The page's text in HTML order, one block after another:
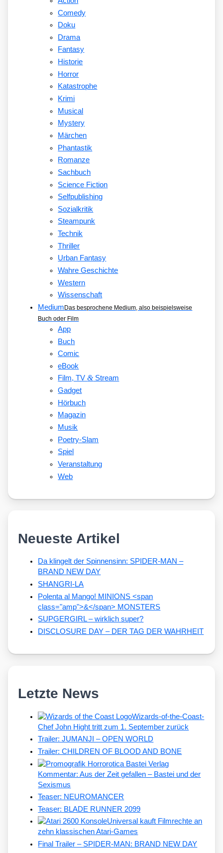
Comedy
Doku
Drama
Fantasy
Historie
Horror
Katastrophe
Krimi
Musical
Mystery
Märchen
Phantastik
Romanze
Sachbuch
Science Fiction
Selfpublishing
Sozialkritik
Steampunk
Technik
Thriller
Urban Fantasy
Wahre Geschichte
Western
Wissenschaft
Medium Das besprochene Medium, also beispielsweise
Buch oder Film
App
Buch
Comic
eBook
Film, TV&Stream
Gadget
Hörbuch
Magazin
Musik
Poetry-Slam
Spiel
Veranstaltung
Web
Neueste Artikel
Da klingelt der Spinnensinn: SPIDER-MAN –
BRAND NEW DAY
SHANGRI-LA
Polenta al Mango! MINIONS <span
class="amp">&</span> MONSTERS
SUPGERGIRL – wirklich super?
DISCLOSURE DAY – DER TAG DER WAHRHEIT
Letzte News
Wizards-of-the-Coast-
Chef John Hight tritt zum 1. September zurück
Trailer: JUMANJI – OPEN WORLD
Trailer: CHILDREN OF BLOOD AND BONE
Kommentar: Aus der Zeit gefallen – Bastei und der
Sexismus
Teaser: NEUROMANCER
Teaser: BLADE RUNNER 2099
Universal kauft Filmrechte an
zehn klassischen Atari-Games
Final Trailer – SPIDER-MAN: BRAND NEW DAY